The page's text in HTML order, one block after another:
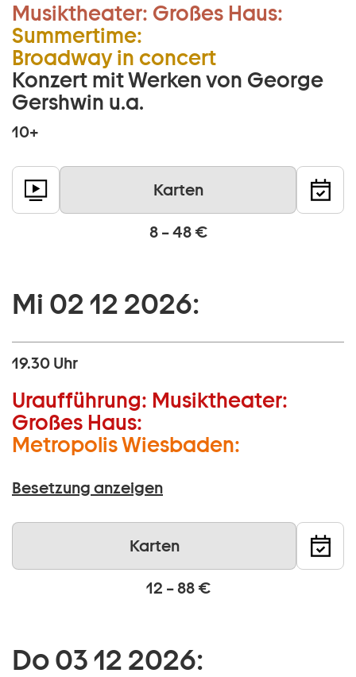
Musiktheater: Großes Haus:
Summertime:
Broadway in concert
Konzert mit Werken von George
Gershwin u.a.
10+
Karten
8 – 48 €
Mi 02 12 2026:
19.30 Uhr
Uraufführung: Musiktheater:
Großes Haus:
Metropolis Wiesbaden:
Besetzung anzeigen
Karten
12 – 88 €
Do 03 12 2026: